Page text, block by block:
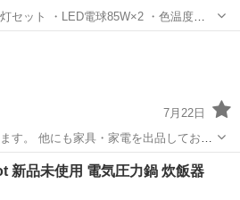
セット ・LED電球85W×2 ・色温度
さ・色温度調整可能 ・三脚高さ66〜
7月22日
す。 他にも家具・家電を出品しており
いただける方を優先させていただきま
美容家電
新品未使用 電気圧力鍋 炊飯器